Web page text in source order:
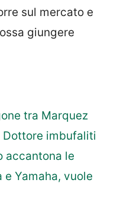
sul mercato e
giungere
tra Marquez
Dottore imbufaliti
accantona le
Yamaha, vuole